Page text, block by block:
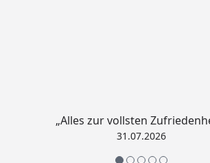
„Alles zur vollsten
31.07.2026